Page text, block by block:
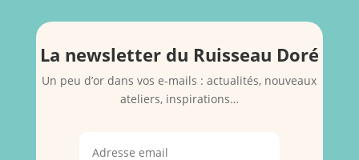
La newsletter du Ruisseau Doré
Un peu d’or dans vos e-mails : actualités, nouveaux
ateliers, inspirations…